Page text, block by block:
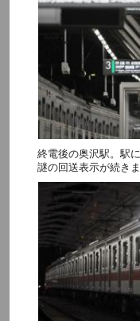
終電後の奥沢駅。駅
謎の回送表示が続きま